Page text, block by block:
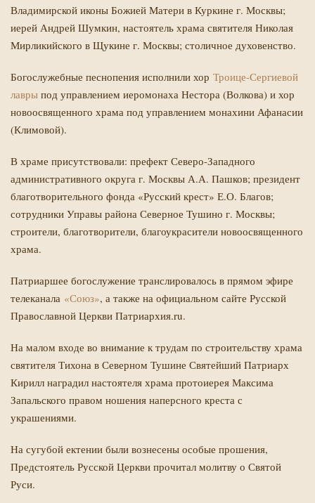
Владимирской иконы Божией Матери в Куркине г. Москвы;
иерей Андрей Шумкин, настоятель храма святителя Николая
Мирликийского в Щукине г. Москвы; столичное духовенство.
Богослужебные песнопения исполнили хор Троице-Сергиевой
лавры под управлением иеромонаха Нестора (Волкова) и хор
новоосвященного храма под управлением монахини Афанасии
(Климовой).
В храме присутствовали: префект Северо-Западного
административного округа г. Москвы А.А. Пашков; президент
благотворительного фонда «Русский крест» Е.О. Благов;
сотрудники Управы района Северное Тушино г. Москвы;
строители, благотворители, благоукрасители новоосвященного
храма.
Патриаршее богослужение транслировалось в прямом эфире
телеканала «Союз», а также на официальном сайте Русской
Православной Церкви Патриархия.ru.
На малом входе во внимание к трудам по строительству храма
святителя Тихона в Северном Тушине Святейший Патриарх
Кирилл наградил настоятеля храма протоиерея Максима
Запальского правом ношения наперсного креста с
украшениями.
На сугубой ектении были вознесены особые прошения,
Предстоятель Русской Церкви прочитал молитву о Святой
Руси.